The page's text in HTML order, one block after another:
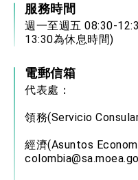
臺美經貿談判
成「臺美對
卓揆：臺美關
策略小組」跨
「總合外交」
總統以「韌性
服務時間
週一至週五 08:30-
13:30為休息時間)
電郵信箱
代表處：
領務(Servicio
經濟(Asuntos